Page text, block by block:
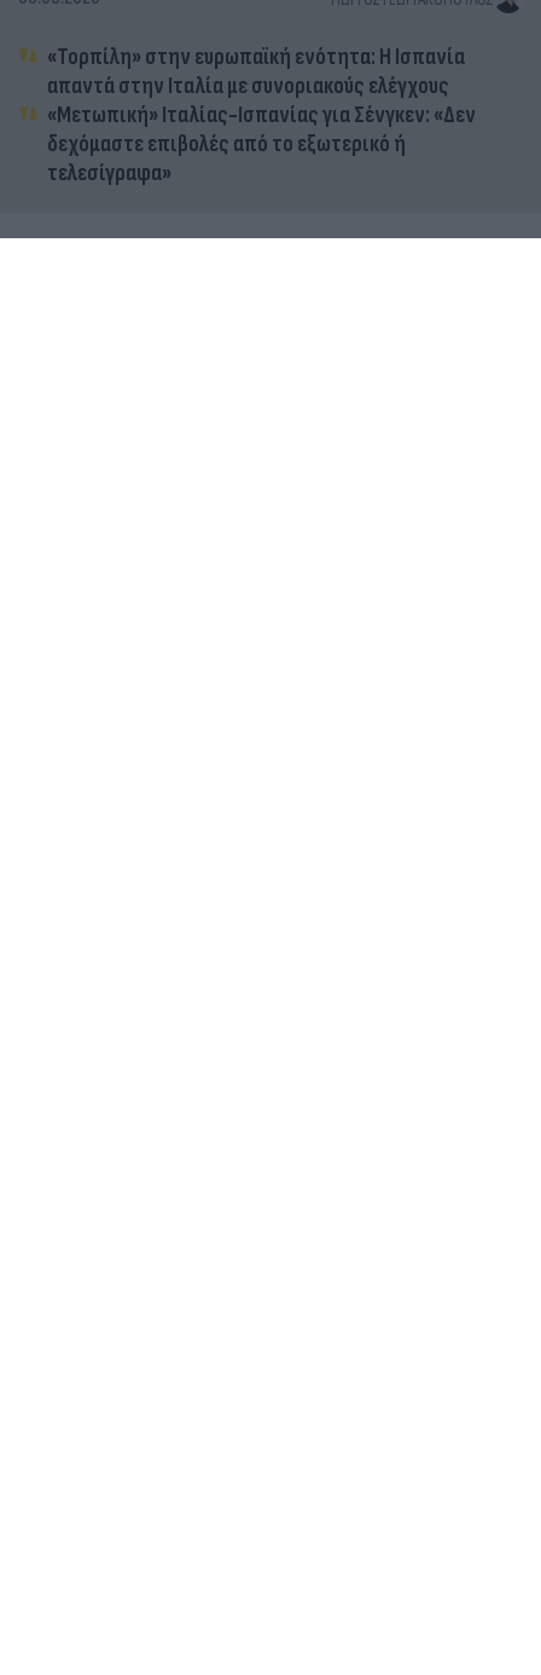
«Τορπίλη» στην ευρωπαϊκή ενότητα: Η Ισπανία
απαντά στην Ιταλία με συνοριακούς ελέγχους
«Μετωπική» Ιταλίας-Ισπανίας για Σένγκεν: «Δεν
δεχόμαστε επιβολές από το εξωτερικό ή
τελεσίγραφα»